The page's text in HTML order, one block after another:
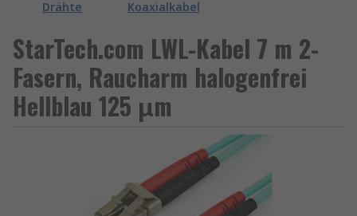
Drähte
Koaxialkabel
StarTech.com LWL-Kabel 7 m 2-
Fasern, Raucharm halogenfrei
Hellblau 125 μm